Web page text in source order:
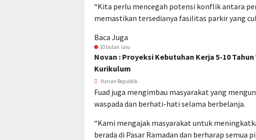
“Kita perlu mencegah potensi konflik antara
memastikan tersedianya fasilitas parkir yang
Baca Juga
10 bulan lalu
Novan : Proyeksi Kebutuhan Kerja 5-10
Kurikulum
Harian Republik
Fuad juga mengimbau masyarakat yang
waspada dan berhati-hati selama berbelanja.
“Kami mengajak masyarakat untuk
berada di Pasar Ramadan dan berharap semua